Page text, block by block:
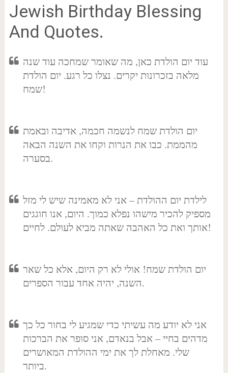
Jewish Birthday Blessing
And Quotes.
עוד יום הולדת כאן, מה שאומר שמחכה עוד שנה
מלאה בזכרונות יקרים. נצלו כל רגע. יום הולדת
שמח!
יום הולדת שמח לנשמה חכמה, אדיבה ובאמת
מהממת. כבו את הנרות וקחו את השנה הבאה
בסערה.
לילדת יום ההולדת – אני לא מאמינה שיש לי מזל
מספיק להכיר מישהו נפלא כמוך. היום, אנו חוגגים
אותך ואת כל האהבה שאתה מביא לעולם. לחיים!
יום הולדת שמח! אולי לא רק היום, אלא כל שאר
השנה, יהיה אחד עבור הספרים.
אני לא יודע מה עשיתי כדי שמגיע לי בחור כל כך
מדהים בחיי – אבל בנאדם, אני סופר את הברכות
שלי. מאחלת לך את ימי ההולדת המאושרים
ביותר.